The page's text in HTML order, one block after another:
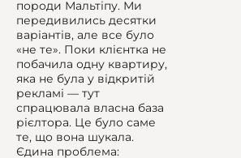
породи Мальтіпу. Ми
передивились десятки
варіантів, але все було
«не те». Поки клієнтка не
побачила одну квартиру,
яка не була у відкритій
рекламі — тут
спрацювала власна база
рієлтора. Це було саме
те, що вона шукала.
Єдина проблема: